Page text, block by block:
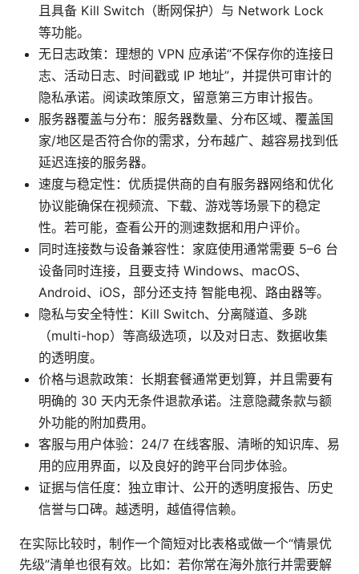
且具备 Kill Switch（断网保护）与 Network Lock
等功能。
无日志政策：理想的 VPN 应承诺“不保存你的连接日
志、活动日志、时间戳或 IP 地址”，并提供可审计的
隐私承诺。阅读政策原文，留意第三方审计报告。
服务器覆盖与分布：服务器数量、分布区域、覆盖国
家/地区是否符合你的需求，分布越广、越容易找到低
延迟连接的服务器。
速度与稳定性：优质提供商的自有服务器网络和优化
协议能确保在视频流、下载、游戏等场景下的稳定
性。若可能，查看公开的测速数据和用户评价。
同时连接数与设备兼容性：家庭使用通常需要 5–6 台
设备同时连接，且要支持 Windows、macOS、
Android、iOS，部分还支持 智能电视、路由器等。
隐私与安全特性：Kill Switch、分离隧道、多跳
（multi-hop）等高级选项，以及对日志、数据收集
的透明度。
价格与退款政策：长期套餐通常更划算，并且需要有
明确的 30 天内无条件退款承诺。注意隐藏条款与额
外功能的附加费用。
客服与用户体验：24/7 在线客服、清晰的知识库、易
用的应用界面，以及良好的跨平台同步体验。
证据与信任度：独立审计、公开的透明度报告、历史
信誉与口碑。越透明，越值得信赖。
在实际比较时，制作一个简短对比表格或做一个“情景优
先级”清单也很有效。比如：若你常在海外旅行并需要解